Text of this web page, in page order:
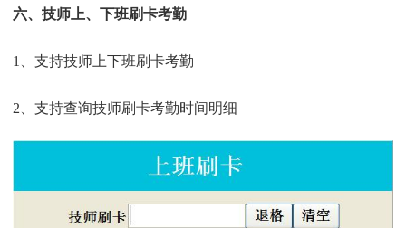
六、技师上、下班刷卡考勤
1、支持技师上下班刷卡考勤
2、支持查询技师刷卡考勤时间明细